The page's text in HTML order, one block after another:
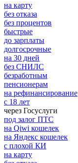
на карту
без отказа
без процентов
быстрые
до зарплаты
долгосрочные
на 30 дней
без СНИЛС
безработным
пенсионерам
на рефинансирование
с 18 лет
через Госуслуги
под залог ПТС
на Qiwi кошелек
на Яндекс кошелек
с плохой КИ
на карту